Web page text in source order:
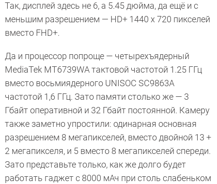
Так, дисплей здесь не 6, а 5.45 дюйма, да ещё и с
меньшим разрешением — HD+ 1440 x 720 пикселей
вместо FHD+.
Да и процессор попроще — четырехъядерный
MediaTek MT6739WA тактовой частотой 1.25 ГГц
вместо восьмиядерного UNISOC SC9863A
частотой 1,6 ГГц. Зато памяти столько же — 3
Гбайт оперативной и 32 Гбайт постоянной. Камеру
также заметно упростили: одинарная основная
разрешением 8 мегапикселей, вместо двойной 13 +
2 мегапикселя, и 5 вместо 8 мегапикселей спереди.
Зато представьте только, как же долго будет
работать гаджет с 8000 мАч при столь слабеньком